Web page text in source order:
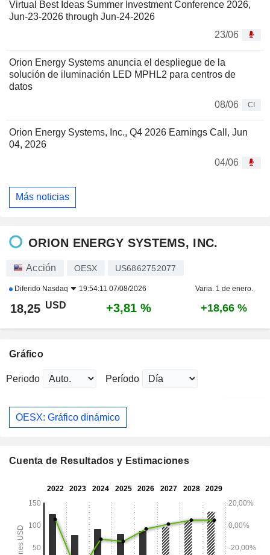
Virtual Best Ideas Summer Investment Conference 2026,
Jun-23-2026 through Jun-24-2026
23/06
Orion Energy Systems anuncia el despliegue de la
solución de iluminación LED MPHL2 para centros de
datos
08/06
CI
Orion Energy Systems, Inc., Q4 2026 Earnings Call, Jun
04, 2026
04/06
Más noticias
ORION ENERGY SYSTEMS, INC.
Acción OESX US6862752077
Diferido Nasdaq 19:54:11 07/08/2026 Varia. 1 de enero.
18,25 USD +3,81 % +18,66 %
Gráfico
Periodo Período
OESX: Gráfico dinámico
Cuenta de Resultados y Estimaciones